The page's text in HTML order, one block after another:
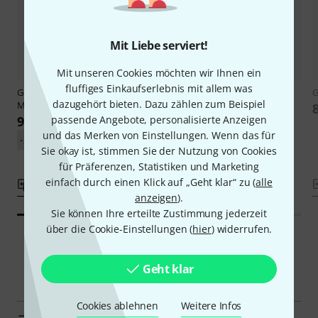
Mit Liebe serviert!
Mit unseren Cookies möchten wir Ihnen ein
fluffiges Einkaufserlebnis mit allem was
dazugehört bieten. Dazu zählen zum Beispiel
passende Angebote, personalisierte Anzeigen
und das Merken von Einstellungen. Wenn das für
Sie okay ist, stimmen Sie der Nutzung von Cookies
für Präferenzen, Statistiken und Marketing
einfach durch einen Klick auf „Geht klar“ zu (alle
anzeigen).
Sie können Ihre erteilte Zustimmung jederzeit
über die Cookie-Einstellungen (hier) widerrufen.
Geht klar
Cookies ablehnen Weitere Infos
GewaAllegro VC1 Cello Set 1/4
MB
969 €
UVP: 1.329 €
-27%
Vergleichen
GewaAllegro VC1 Cello 1/4
869 €
Vergleichen
Smart Navigator
Gewa 1/4, 1/8 ,1/10 und 1/16 Celli zur Übersicht